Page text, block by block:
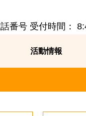
番号 受付時間：
活動情報